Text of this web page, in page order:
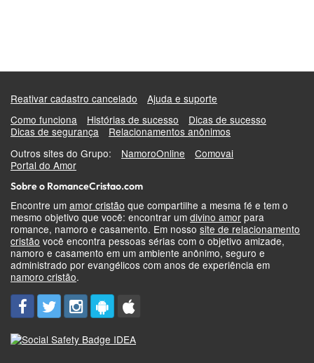
Reativar cadastro cancelado
Ajuda e suporte
Como funciona
Histórias de sucesso
Dicas de sucesso
Dicas de segurança
Relacionamentos anônimos
Outros sites do Grupo:
NamoroOnline
Comovai
Portal do Amor
Sobre o RomanceCristao.com
Encontre um amor cristão que compartilhe a mesma fé e tem o
mesmo objetivo que você: encontrar um divino amor para
romance, namoro e casamento. Em nosso site de relacionamento
cristão você encontra pessoas sérias com o objetivo amizade,
namoro e casamento em um ambiente anônimo, seguro e
administrado por evangélicos com anos de experiência em
namoro cristão.